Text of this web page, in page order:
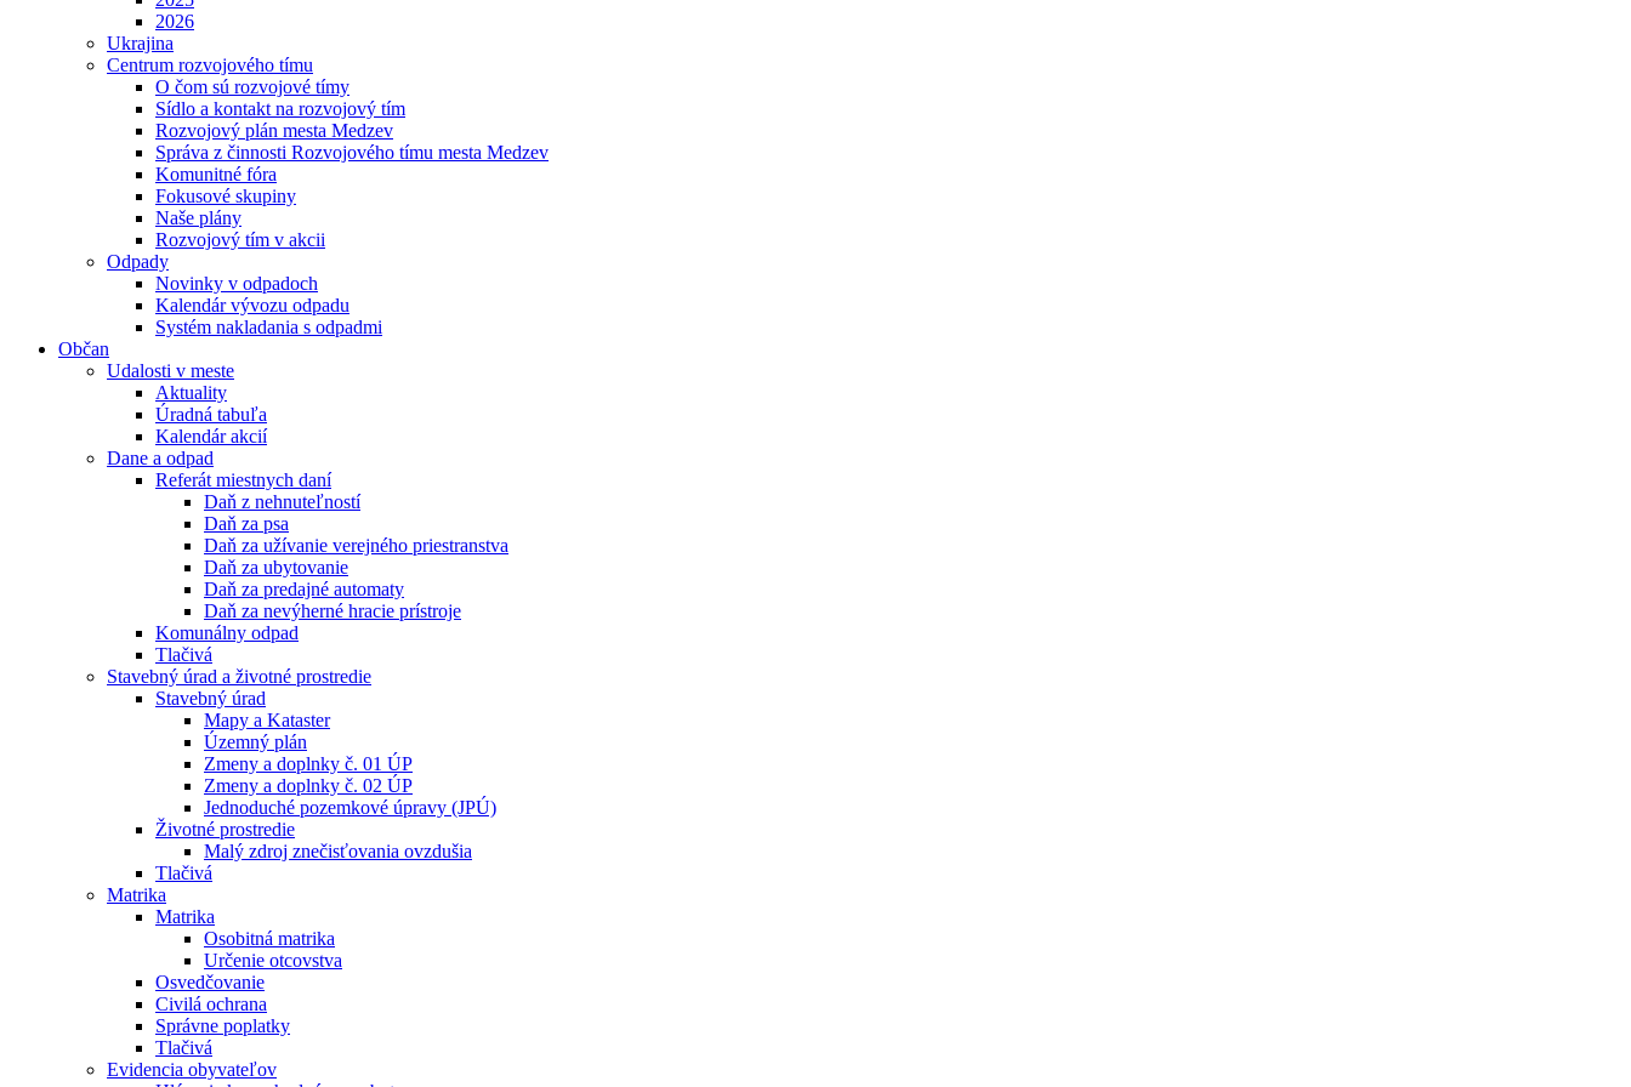
2026
Ukrajina
Centrum rozvojového tímu
O čom sú rozvojové tímy
Sídlo a kontakt na rozvojový tím
Rozvojový plán mesta Medzev
Správa z činnosti Rozvojového tímu mesta Medzev
Komunitné fóra
Fokusové skupiny
Naše plány
Rozvojový tím v akcii
Odpady
Novinky v odpadoch
Kalendár vývozu odpadu
Systém nakladania s odpadmi
Občan
Udalosti v meste
Aktuality
Úradná tabuľa
Kalendár akcií
Dane a odpad
Referát miestnych daní
Daň z nehnuteľností
Daň za psa
Daň za užívanie verejného priestranstva
Daň za ubytovanie
Daň za predajné automaty
Daň za nevýherné hracie prístroje
Komunálny odpad
Tlačivá
Stavebný úrad a životné prostredie
Stavebný úrad
Mapy a Kataster
Územný plán
Zmeny a doplnky č. 01 ÚP
Zmeny a doplnky č. 02 ÚP
Jednoduché pozemkové úpravy (JPÚ)
Životné prostredie
Malý zdroj znečisťovania ovzdušia
Tlačivá
Matrika
Matrika
Osobitná matrika
Určenie otcovstva
Osvedčovanie
Civilá ochrana
Správne poplatky
Tlačivá
Evidencia obyvateľov